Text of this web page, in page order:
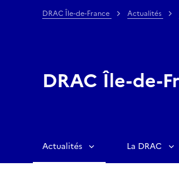
DRAC Île-de-France Actualités
DRAC Île-de-
Actualités La DRAC